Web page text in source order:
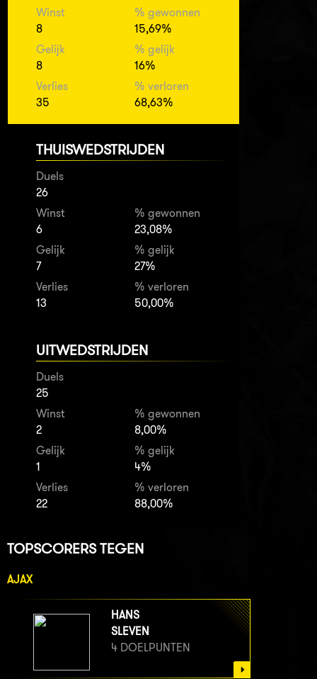
Winst
8
% gewonnen
15,69%
Gelijk
8
% gelijk
16%
Verlies
35
% verloren
68,63%
THUISWEDSTRIJDEN
Duels
26
Winst
6
% gewonnen
23,08%
Gelijk
7
% gelijk
27%
Verlies
13
% verloren
50,00%
UITWEDSTRIJDEN
Duels
25
Winst
2
% gewonnen
8,00%
Gelijk
1
% gelijk
4%
Verlies
22
% verloren
88,00%
TOPSCORERS TEGEN
AJAX
HANS
SLEVEN
4 DOELPUNTEN